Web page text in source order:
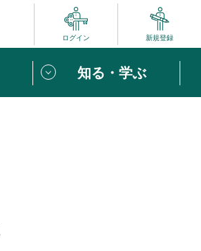
ログイン 新規登録
知る・学ぶ